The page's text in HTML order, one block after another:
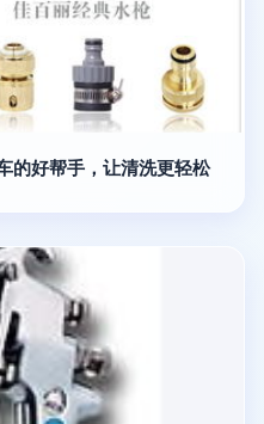
的好帮手，让清洗更轻松